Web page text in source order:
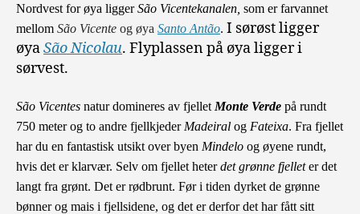
Nordvest for øya ligger São Vicentekanalen, som er farvannet
mellom São Vicente og øya Santo Antão. I sørøst ligger
øyaSão Nicolau. Flyplassen på øya ligger i
sørvest.
São Vicentes natur domineres av fjellet Monte Verde på rundt
750 meter og to andre fjellkjeder Madeiral og Fateixa. Fra fjellet
har du en fantastisk utsikt over byen Mindelo og øyene rundt,
hvis det er klarvær. Selv om fjellet heterdet grønne fjelleter det
langt fra grønt. Det er rødbrunt. Før i tiden dyrket de grønne
bønner og mais i fjellsidene, og det er derfor det har fått sitt